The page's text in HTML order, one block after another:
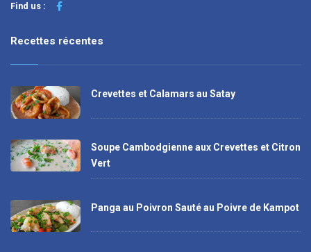
Find us :
Recettes récentes
Crevettes et Calamars au Satay
Soupe Cambodgienne aux Crevettes et Citron
Vert
Panga au Poivron Sauté au Poivre de Kampot